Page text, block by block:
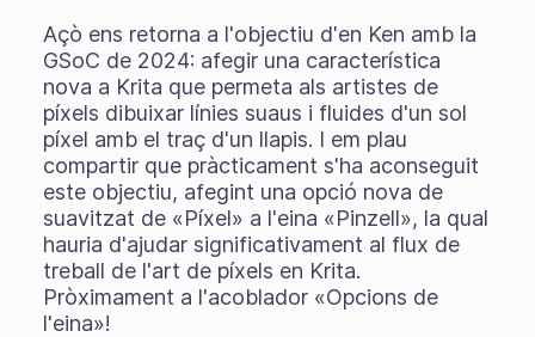
Açò ens retorna a l'objectiu d'en Ken amb la
GSoC de 2024: afegir una característica
nova a Krita que permeta als artistes de
píxels dibuixar línies suaus i fluides d'un sol
píxel amb el traç d'un llapis. I em plau
compartir que pràcticament s'ha aconseguit
este objectiu, afegint una opció nova de
suavitzat de «Píxel» a l'eina «Pinzell», la qual
hauria d'ajudar significativament al flux de
treball de l'art de píxels en Krita.
Pròximament a l'acoblador «Opcions de
l'eina»!